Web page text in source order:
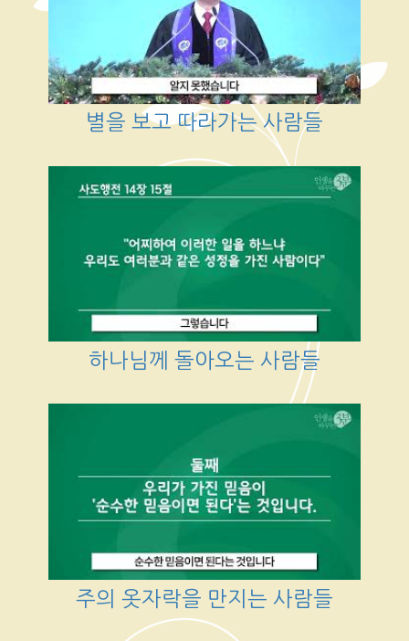
별을 보고 따라가는 사람들
하나님께 돌아오는 사람들
주의 옷자락을 만지는 사람들